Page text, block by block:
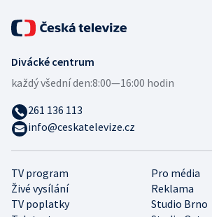
TV program
Pro média
Živé vysílání
Reklama
TV poplatky
Studio Brno
Divácké centrum
každý všední den:8:00—16:00 hodin
261 136 113
info@ceskatelevize.cz